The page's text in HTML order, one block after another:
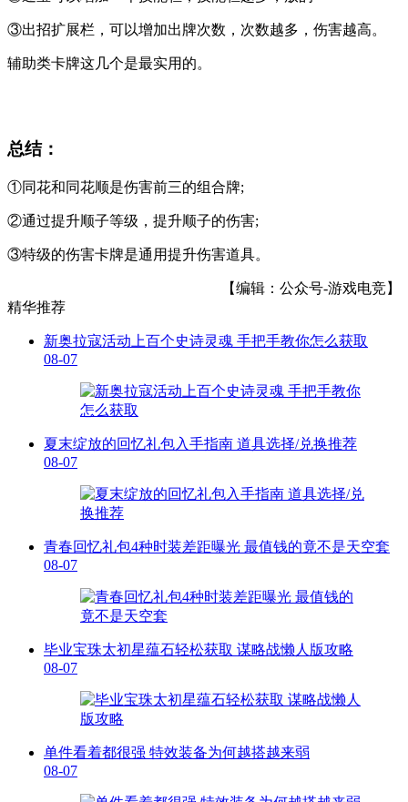
③出招扩展栏，可以增加出牌次数，次数越多，伤害越高。
辅助类卡牌这几个是最实用的。
总结：
①同花和同花顺是伤害前三的组合牌;
②通过提升顺子等级，提升顺子的伤害;
③特级的伤害卡牌是通用提升伤害道具。
【编辑：公众号-游戏电竞】
精华推荐
新奥拉寇活动上百个史诗灵魂 手把手教你怎么获取
08-07
夏末绽放的回忆礼包入手指南 道具选择/兑换推荐
08-07
青春回忆礼包4种时装差距曝光 最值钱的竟不是天空套
08-07
毕业宝珠太初星蕴石轻松获取 谋略战懒人版攻略
08-07
单件看着都很强 特效装备为何越搭越来弱
08-07